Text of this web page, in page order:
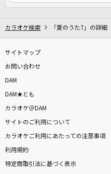
カラオケ検索 「夏のうた7」の詳細
サイトマップ
お問い合わせ
DAM
DAM★とも
カラオケ＠DAM
サイトのご利用について
カラオケご利用にあたっての注意事項
利用規約
特定商取引法に基づく表示